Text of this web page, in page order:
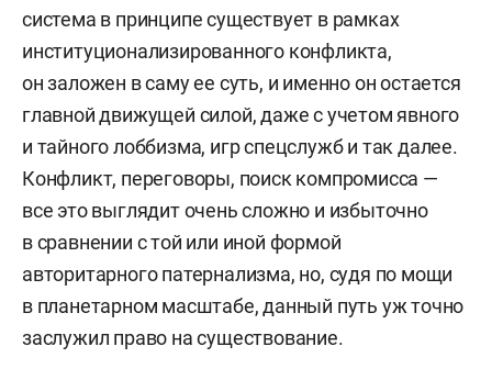
система в принципе существует в рамках
институционализированного конфликта,
он заложен в саму ее суть, и именно он остается
главной движущей силой, даже с учетом явного
и тайного лоббизма, игр спецслужб и так далее.
Конфликт, переговоры, поиск компромисса —
все это выглядит очень сложно и избыточно
в сравнении с той или иной формой
авторитарного патернализма, но, судя по мощи
в планетарном масштабе, данный путь уж точно
заслужил право на существование.